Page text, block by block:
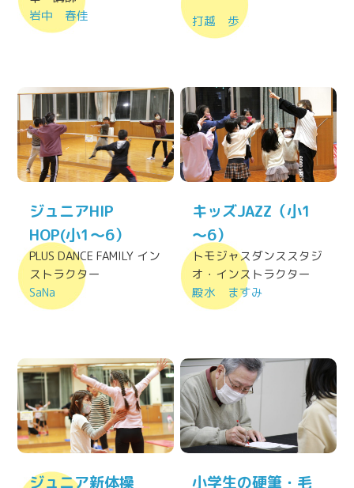
岩中 春佳
打越 歩
ジュニアHIP
HOP(小1～6）
PLUS DANCE FAMILY イン
ストラクター
SaNa
キッズJAZZ（小1
～6）
トモジャスダンススタジ
オ・インストラクター
殿水 ますみ
ジュニア新体操
小学生の硬筆・毛